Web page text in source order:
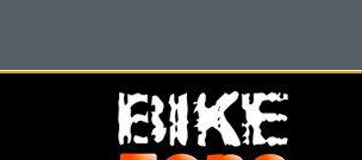
Okamika o Antonio Pedrero,
ya dentro del último giro, pero las